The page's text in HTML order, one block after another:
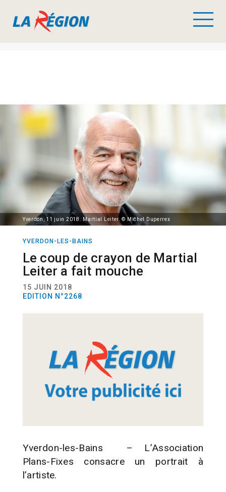
Yverdon, 11 juin 2018. Martial Leiter. © Michel Duperrex
YVERDON-LES-BAINS
Le coup de crayon de Martial
Leiter a fait mouche
15 JUIN 2018
EDITION N°2268
Yverdon-les-Bains – L’Association
Plans-Fixes consacre un portrait à
l’artiste.